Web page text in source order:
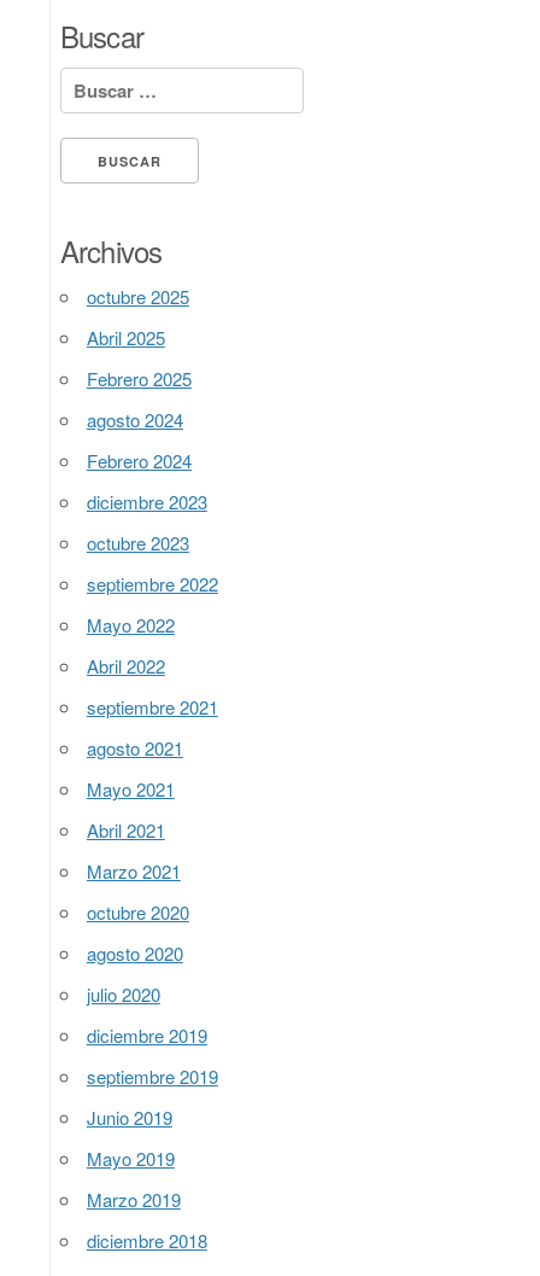
Buscar
Buscar:
Archivos
octubre 2025
Abril 2025
Febrero 2025
agosto 2024
Febrero 2024
diciembre 2023
octubre 2023
septiembre 2022
Mayo 2022
Abril 2022
septiembre 2021
agosto 2021
Mayo 2021
Abril 2021
Marzo 2021
octubre 2020
agosto 2020
julio 2020
diciembre 2019
septiembre 2019
Junio 2019
Mayo 2019
Marzo 2019
diciembre 2018